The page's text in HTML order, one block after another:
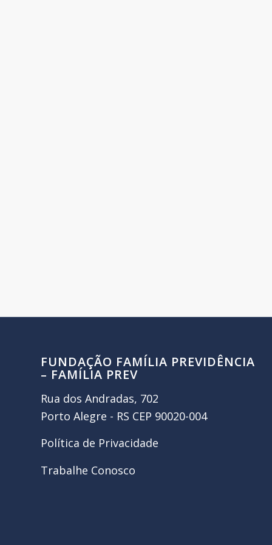
FUNDAÇÃO FAMÍLIA PREVIDÊNCIA
– FAMÍLIA PREV
Rua dos Andradas, 702
Porto Alegre - RS CEP 90020-004
Política de Privacidade
Trabalhe Conosco